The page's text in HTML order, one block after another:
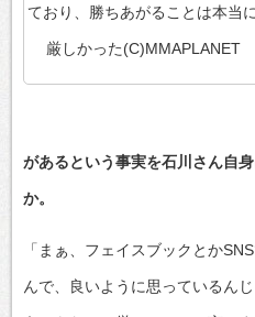
ており、勝ちあがることは本当に
厳しかった(C)MMAPLANET
があるという事実を石川さん自
か。
「まぁ、フェイスブックとか
んで、良いように思っているん